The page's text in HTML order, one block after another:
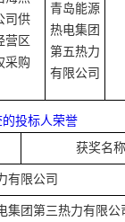
司供
营区
采购
青岛能源
热电集团
第五热力
有限公司
投标人荣誉
获奖名称
有限公司
集团第三热力有限公